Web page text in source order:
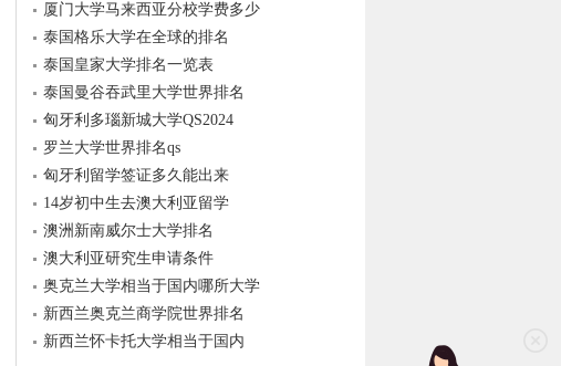
厦门大学马来西亚分校学费多少
泰国格乐大学在全球的排名
泰国皇家大学排名一览表
泰国曼谷吞武里大学世界排名
匈牙利多瑙新城大学QS2024
罗兰大学世界排名qs
匈牙利留学签证多久能出来
14岁初中生去澳大利亚留学
澳洲新南威尔士大学排名
澳大利亚研究生申请条件
奥克兰大学相当于国内哪所大学
新西兰奥克兰商学院世界排名
新西兰怀卡托大学相当于国内